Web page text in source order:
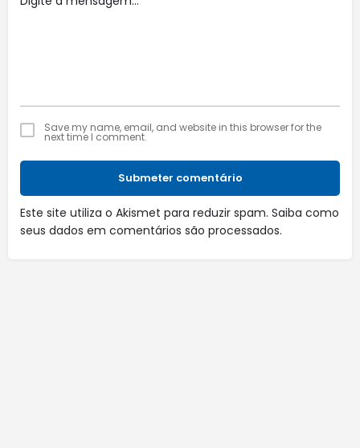
Save my name, email, and website in this browser for the
next time I comment.
Submeter comentário
Este site utiliza o Akismet para reduzir spam. Saiba como
seus dados em comentários são processados.